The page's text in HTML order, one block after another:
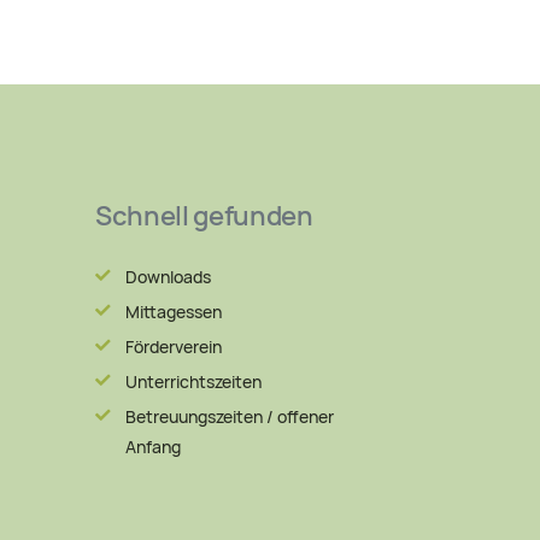
Schnell gefunden
Downloads
Mittagessen
Förderverein
Unterrichtszeiten
Betreuungszeiten / offener
Anfang